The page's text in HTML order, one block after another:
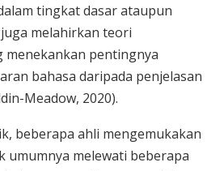
tingkat dasar ataupun
melahirkan teori
menekankan pentingnya
bahasa daripada penjelasan
Meadow, 2020).
beberapa ahli mengemukakan
umumnya melewati beberapa